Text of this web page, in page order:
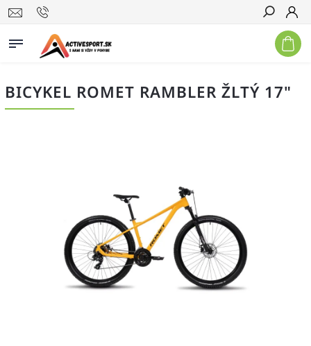
Hľadať
BICYKEL ROMET RAMBLER ŽLTÝ 17"